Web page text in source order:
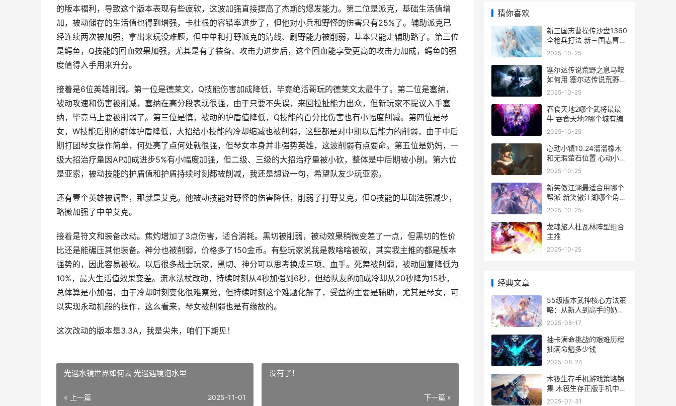
的版本福利，导致这个版本表现有些疲软，这波加强直接提高了杰斯的爆发能力。第二位是派克，基础生活值增
加，被动储存的生活值也得到增强，卡杜根的容错率进步了，但他对小兵和野怪的伤害只有25%了。辅助派克已
经连续两次被加强，拿出来玩没难题，但中单和打野派克的清线、刷野能力被削弱，基本只能走辅助路了。第三位
是鳄鱼，Q技能的回血效果加强，尤其是有了装备、攻击力进步后，这个回血能享受更高的攻击力加成，鳄鱼的强
度值得入手用来升分。
接着是6位英雄削弱。第一位是德莱文，Q技能伤害加成降低，毕竟绝活哥玩的德莱文太最牛了。第二位是塞纳，
被动攻速和伤害被削减，塞纳在高分段表现很强，由于只要不失误，来回拉扯能力出众，但新玩家不提议入手塞
纳，毕竟马上要被削弱了。第三位是慎，被动的护盾值降低，Q技能的百分比伤害也有小幅度削减。第四位是琴
女，W技能后期的群体护盾降低，大招给小技能的冷却缩减也被削弱，这些都是对中期以后能力的削弱，由于中后
期打团琴女操作简单，何处亮了点何处就很强，但琴女本身并非强势英雄，这波削弱有点要命。第五位是奶妈，一
级大招治疗量因AP加成进步5%有小幅度加强，但二级、三级的大招治疗量被小砍，整体是中后期被小削。第六位
是亚索，被动技能的护盾值和护盾持续时刻都被削减，我还是想说一句，希望队友少玩亚索。
还有壹个英雄被调整，那就是艾克。他被动技能对野怪的伤害降低，削弱了打野艾克，但Q技能的基础法强减少，
略微加强了中单艾克。
接着是符文和装备改动。焦灼增加了3点伤害，适合消耗。黑切被削弱，被动效果稍微变差了一点，但黑切的性价
比还是能碾压其他装备。神分也被削弱，价格多了150金币。有些玩家说我是教啥啥被砍，其实我主推的都是版本
强势的，因此容易被砍。以后很多战士玩家，黑切、神分可以思考换成三项、血手。死舞被削弱，被动回复降低为
10%，最大生活值效果变差。流水法杖改动，持续时刻从4秒加强到6秒，但给队友的加成冷却从20秒降为15秒，
总体算是小加强，由于冷却时刻变化很难察觉，但持续时刻这个难题化解了，受益的主要是辅助，尤其是琴女，可
以实现永动机般的操作，这么看来，琴女被削弱也是有缘故的。
这次改动的版本是3.3A，我是尖朱，咱们下期见！
光遇水镜世界如何去 光遇遇境泡水里
« 上一篇 2025-11-01
没有了！
下一篇 »
猜你喜欢
新三国志曹操传沙盘1360
全枪兵打法 新三国志曹操
传礼包码
2025-10-25
塞尔达传说荒野之息马鞍
如何用 塞尔达传说荒野之
息最强套装
2025-10-25
吞食天地2哪个武将最最
牛 吞食天地2哪个城有编
2025-10-25
心动小镇10.24溜溜橡木
和无瑕萤石位置 心动小屋
入住规则
2025-10-25
新笑傲江湖最适合用哪个
帮派 新笑傲江湖哪个角色
最好
2025-10-25
龙魂旅人杜瓦林阵型组合
主推
2025-10-25
经典文章
55级版本武神核心方法策
略：从新人到高手的奶爸
级教程 59武神pk加点
2025-08-17
抽卡满命挑战的艰难历程
抽满命魈多少钱
2025-08-24
木筏生存手机游戏策略锦
集 木筏生存正版手机中文
版
2025-07-31